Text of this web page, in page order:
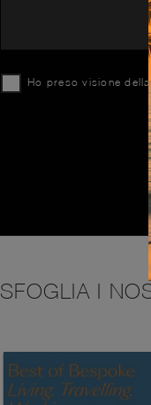
Ho preso visione
SFOGLIA I